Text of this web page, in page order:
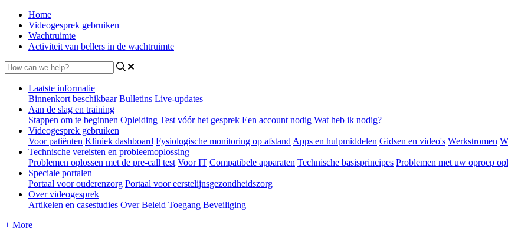
Home
Videogesprek gebruiken
Wachtruimte
Activiteit van bellers in de wachtruimte
Laatste informatie
Binnenkort beschikbaar Bulletins Live-updates
Aan de slag en training
Stappen om te beginnen Opleiding Test vóór het gesprek Een account nodig Wat heb ik nodig?
Videogesprek gebruiken
Voor patiënten Kliniek dashboard Fysiologische monitoring op afstand Apps en hulpmiddelen Gidsen en video's Werkstromen
Technische vereisten en probleemoplossing
Problemen oplossen met de pre-call test Voor IT Compatibele apparaten Technische basisprincipes Problemen met uw oproep
Speciale portalen
Portaal voor ouderenzorg Portaal voor eerstelijnsgezondheidszorg
Over videogesprek
Artikelen en casestudies Over Beleid Toegang Beveiliging
+ More